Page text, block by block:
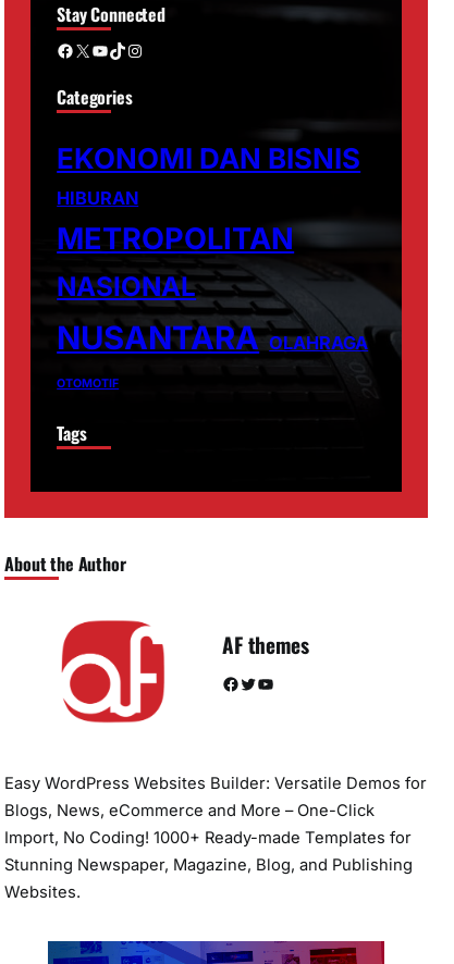
Stay Connected
Facebook X YouTube TikTok Instagram
Categories
EKONOMI DAN BISNIS
HIBURAN
METROPOLITAN
NASIONAL
NUSANTARA OLAHRAGA
OTOMOTIF
Tags
About the Author
AF themes
Facebook Twitter YouTube
Easy WordPress Websites Builder: Versatile Demos for
Blogs, News, eCommerce and More – One-Click
Import, No Coding! 1000+ Ready-made Templates for
Stunning Newspaper, Magazine, Blog, and Publishing
Websites.